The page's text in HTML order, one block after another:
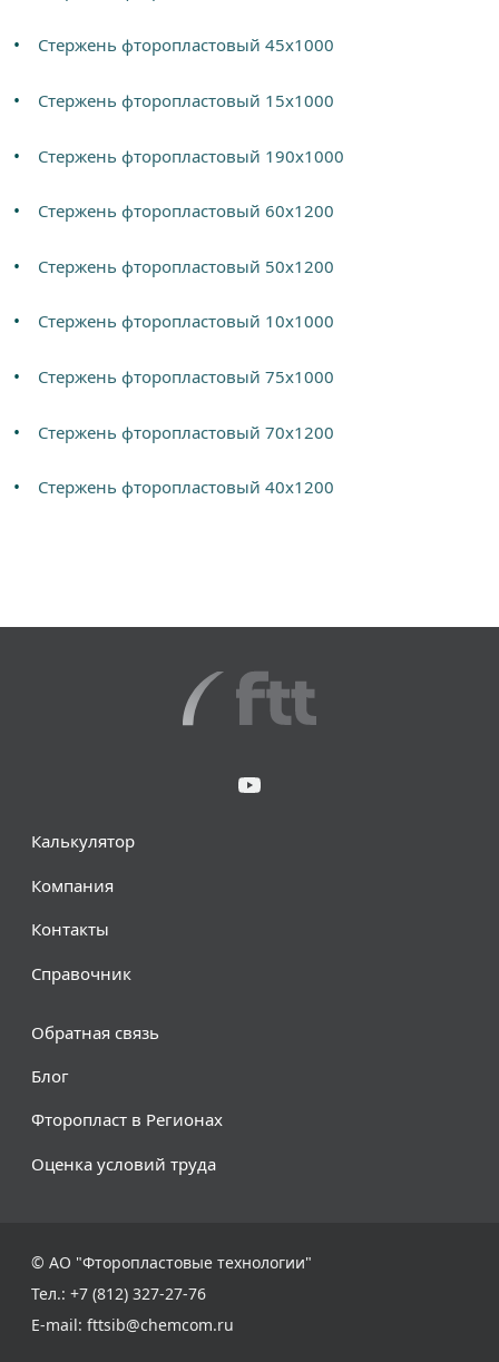
Стержень фторопластовый 45х1000
Стержень фторопластовый 15х1000
Стержень фторопластовый 190х1000
Стержень фторопластовый 60х1200
Стержень фторопластовый 50х1200
Стержень фторопластовый 10х1000
Стержень фторопластовый 75х1000
Стержень фторопластовый 70х1200
Стержень фторопластовый 40х1200
Калькулятор
Компания
Контакты
Справочник
Обратная связь
Блог
Фторопласт в Регионах
Оценка условий труда
© АО "Фторопластовые технологии"
Тел.: +7 (812) 327-27-76
E-mail: fttsib@chemcom.ru